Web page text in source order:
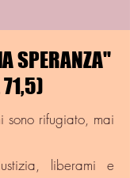
SPERANZA"
SPERANZA"
sono rifugiato, mai
liberami e